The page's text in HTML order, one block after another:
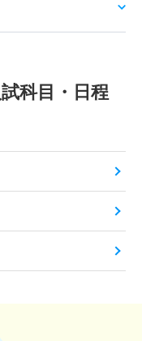
科目・日程